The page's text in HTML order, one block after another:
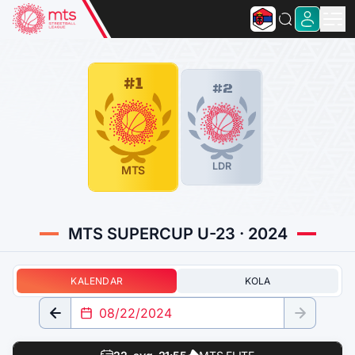
#1
MTS
#2
LDR
MTS SUPERCUP U-23 · 2024
KALENDAR KOLA